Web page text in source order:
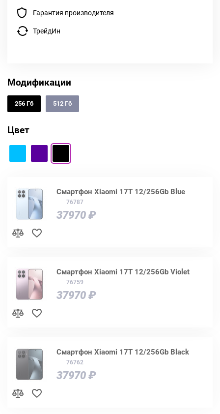
Гарантия производителя
ТрейдИн
Модификации
256 Гб 512 Гб
Цвет
Смартфон Xiaomi 17T 12/256Gb Blue
76787
37970 ₽
Смартфон Xiaomi 17T 12/256Gb Violet
76759
37970 ₽
Смартфон Xiaomi 17T 12/256Gb Black
76762
37970 ₽